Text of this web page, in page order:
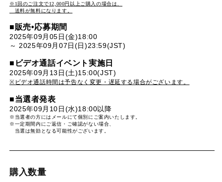
※1回のご注文で12,000円以上ご購入の場合は、
送料が無料になります。
■販売•応募期間
2025年09月05日(金)18:00
～ 2025年09月07日(日)23:59(JST)
■ ビデオ通話イベント実施日
2025年09月13日(土)15:00(JST)
※ビデオ通話時間は予告なく変更・遅延する場合がございます。
■当選者発表
2025年09月10日(水)18:00以降
※当選者の方にはメールにて個別にご案内いたします。
※一定期間内にご返信・ご確認がない場合、
当選は無効となる可能性がございます。
購入数量